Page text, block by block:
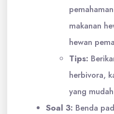
makanan
hewan
Tips:
herbivora,
yang
Soal 3: Benda